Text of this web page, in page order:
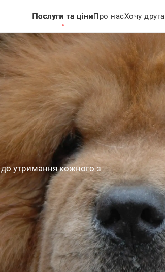
Послуги та ціниПро насХочу друга
до утримання кожного з